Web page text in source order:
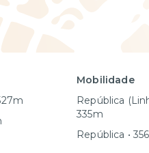
Mobilidade
República
335m
República •